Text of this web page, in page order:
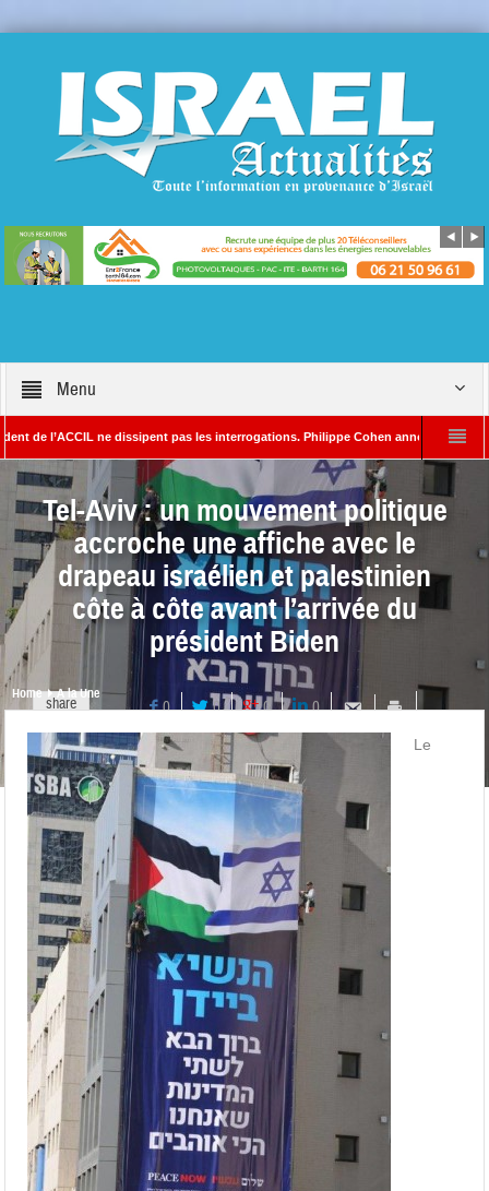
Menu
ne dissipent pas les interrogations. Philippe Cohen annonce se réserver le
– Rédacteur en chef d’Israël Actualités L’Iran menace de frapper Tel-
Tel-Aviv : un mouvement politique
accroche une affiche avec le
drapeau israélien et palestinien
côte à côte avant l’arrivée du
président Biden
share 0 0 0 0
Home A la Une
Le